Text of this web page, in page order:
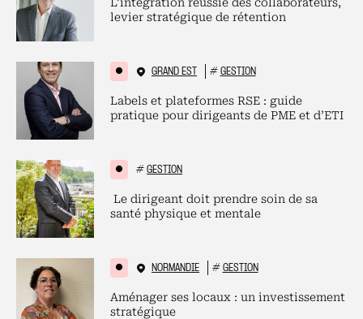
levier stratégique de rétention
GRAND EST # GESTION
Labels et plateformes RSE : guide
pratique pour dirigeants de PME et d’ETI
# GESTION
Le dirigeant doit prendre soin de sa
santé physique et mentale
NORMANDIE # GESTION
Aménager ses locaux : un investissement
stratégique